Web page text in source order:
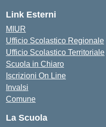
Link Esterni
MIUR
Ufficio Scolastico Regionale
Ufficio Scolastico Territoriale
Scuola in Chiaro
Iscrizioni On Line
Invalsi
Comune
La Scuola